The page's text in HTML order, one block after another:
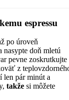
espressu
po úroveň
nasypte doň mletú
pevne zoskrutkujte
z
len pár minút a
takže si môžete